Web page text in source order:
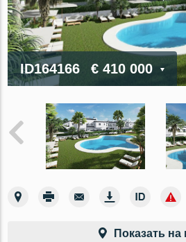
ID164166 € 410 000
Показать на